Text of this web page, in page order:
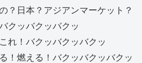
？日本？アジアンマーケット？
クッバクッバクッ
れ！バクッバクッバクッ
！燃える！バクッバクッバクッ